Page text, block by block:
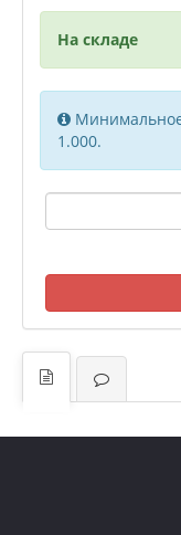
На складе
Минимальное
1.000.